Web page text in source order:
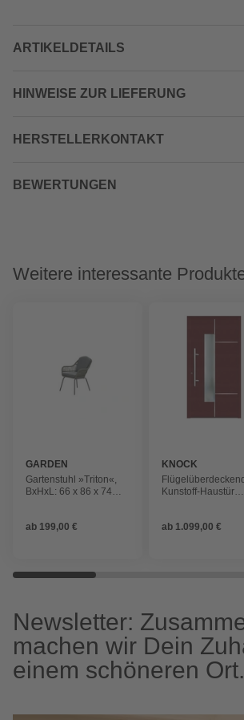
ARTIKELDETAILS
HINWEISE ZUR LIEFERUNG
HERSTELLERKONTAKT
BEWERTUNGEN
Weitere interessante
GARDEN
IMPRESSIONS
Gartenstuhl »Triton«,
BxHxL: 66 x 86 x 74
ab 199,00 €
KNOCK
Kunstoff-Haustür
ab 1.099,00 €
Newsletter:
machen wir Dein
einem schöneren Ort.